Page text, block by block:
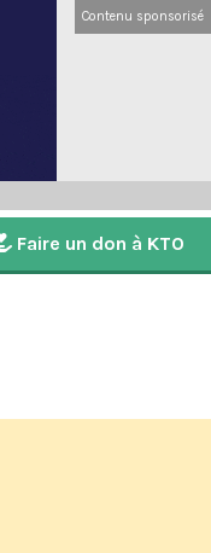
Contenu sponsorisé
Faire un don à KTO